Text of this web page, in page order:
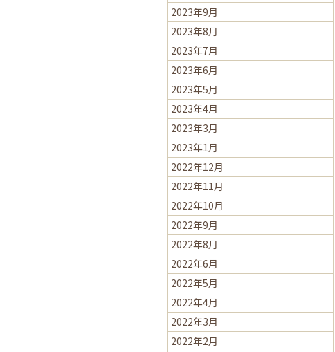
2023年9月
2023年8月
2023年7月
2023年6月
2023年5月
2023年4月
2023年3月
2023年1月
2022年12月
2022年11月
2022年10月
2022年9月
2022年8月
2022年6月
2022年5月
2022年4月
2022年3月
2022年2月